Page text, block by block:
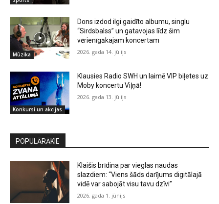
Mūzika
Dons izdod ilgi gaidīto albumu, singlu
“Sirdsbalss” un gatavojas līdz šim
vērienīgākajam koncertam
2026. gada 14. jūlijs
Konkursi un akcijas
Klausies Radio SWH un laimē VIP biļetes uz
Moby koncertu Viļņā!
2026. gada 13. jūlijs
POPULĀRĀKIE
Klaišis brīdina par vieglas naudas
slazdiem: “Viens šāds darījums digitālajā
vidē var sabojāt visu tavu dzīvi”
2026. gada 1. jūnijs